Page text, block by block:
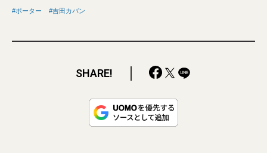
ポーター 吉田カバン
SHARE!